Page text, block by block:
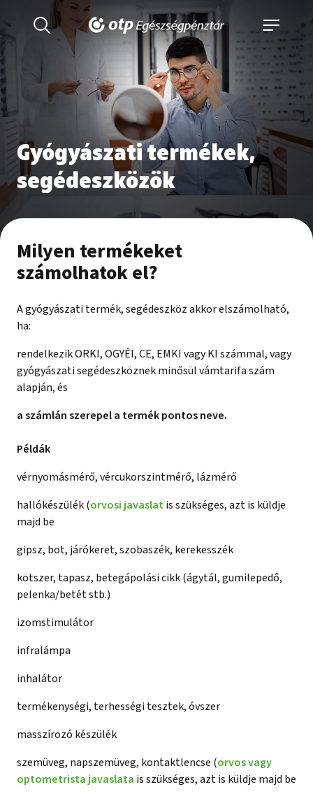
Gyógyászati termékek,
segédeszközök
Milyen termékeket
számolhatok el?
A gyógyászati termék, segédeszköz akkor elszámolható,
ha:
rendelkezik ORKI, OGYÉI, CE, EMKI vagy KI számmal, vagy
gyógyászati segédeszköznek minősül vámtarifa szám
alapján, és
a számlán szerepel a termék pontos neve.
Példák
vérnyomásmérő, vércukorszintmérő, lázmérő
hallókészülék (orvosi javaslatis szükséges, azt is küldje
majd be
gipsz, bot, járókeret, szobaszék, kerekesszék
kötszer, tapasz, betegápolási cikk (ágytál, gumilepedő,
pelenka/betét stb.)
izomstimulátor
infralámpa
inhalátor
termékenységi, terhességi tesztek, óvszer
masszírozó készülék
szemüveg, napszemüveg, kontaktlencse (orvos vagy
optometrista javaslata is szükséges, azt is küldje majd be